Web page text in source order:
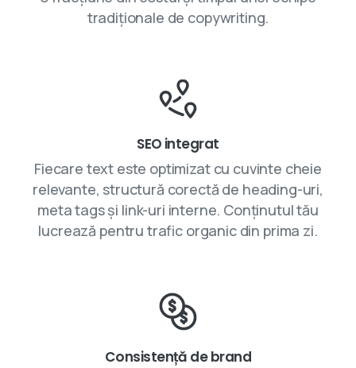
tradiționale de copywriting.
SEO integrat
Fiecare text este optimizat cu cuvinte cheie
relevante, structură corectă de heading-uri,
meta tags și link-uri interne. Conținutul tău
lucrează pentru trafic organic din prima zi.
Consistență de brand